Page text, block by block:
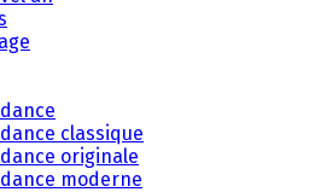
classique
originale
moderne